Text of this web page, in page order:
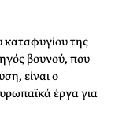
καταφυγίου της
βουνού, που
είναι ο
έργα για